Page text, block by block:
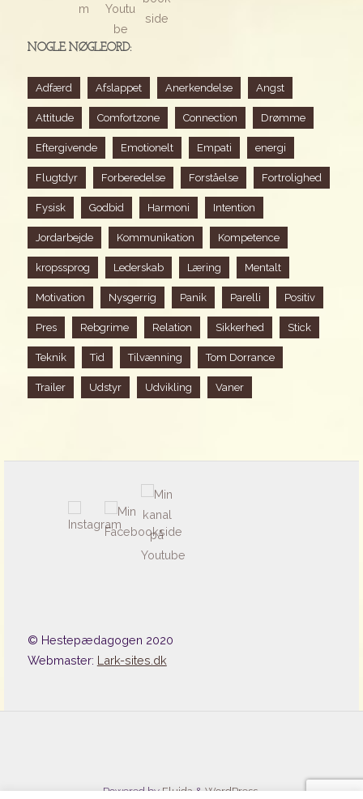
NOGLE NØGLEORD:
Adfærd Afslappet Anerkendelse Angst
Attitude Comfortzone Connection Drømme
Eftergivende Emotionelt Empati energi
Flugtdyr Forberedelse Forståelse Fortrolighed
Fysisk Godbid Harmoni Intention
Jordarbejde Kommunikation Kompetence
kropssprog Lederskab Læring Mentalt
Motivation Nysgerrig Panik Parelli Positiv
Pres Rebgrime Relation Sikkerhed Stick
Teknik Tid Tilvænning Tom Dorrance
Trailer Udstyr Udvikling Vaner
© Hestepædagogen 2020
Webmaster: Lark-sites.dk
Powered byFluida&WordPress.